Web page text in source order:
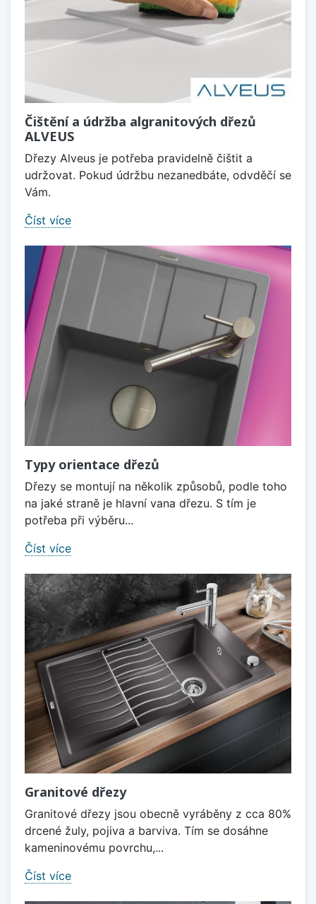
Čištění a údržba algranitových dřezů
ALVEUS
Dřezy Alveus je potřeba pravidelně čištit a
udržovat. Pokud údržbu nezanedbáte, odvděčí se
Vám.
Číst více
Typy orientace dřezů
Dřezy se montují na několik způsobů, podle toho
na jaké straně je hlavní vana dřezu. S tím je
potřeba při výběru...
Číst více
Granitové dřezy
Granitové dřezy jsou obecně vyráběny z cca 80%
drcené žuly, pojiva a barviva. Tím se dosáhne
kameninovému povrchu,...
Číst více